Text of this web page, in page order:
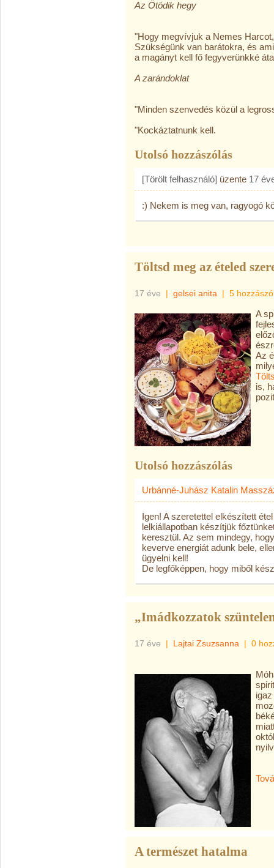
Az Ötödik hegy
"Hogy megvívjuk a Nemes
Szükségünk van barátokra, és
a magányt kell fő fegyverünkké
A zarándoklat
"Minden szenvedés közül a
"Kockáztatnunk kell.
Utolsó hozzászólás
[Törölt felhasználó] üzente 17
:) Nekem is meg van, ragyogó
Töltsd meg az ételed
17 éve | gelsei anita | 5
A
Az
is,
Utolsó hozzászólás
Urbánné-Juhász Katalin
Igen! A szeretettel elkészített
lelkiállapotban készítjük
keresztül. Az sem mindegy,
keverve energiát adunk bele,
ügyelni kell!
De legfőképpen, hogy miből
„Imádkozzatok
17 éve | Lajtai Zsuzsanna | 0
A természet hatalma